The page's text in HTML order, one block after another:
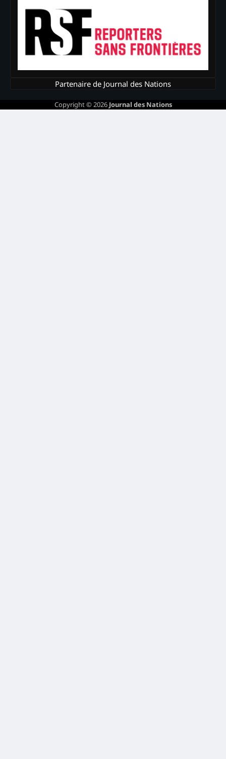
Partenaire de Journal des Nations
Copyright © 2026 Journal des Nations